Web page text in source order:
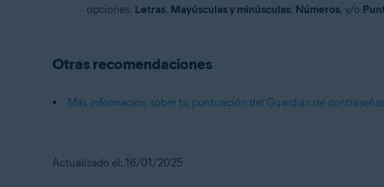
opciones: Letras, Mayúsculas y minúsculas, Números, y/o
Otras recomendaciones
Más información sobre tu puntuación del Guardián de
Actualizado el: 16/01/2025